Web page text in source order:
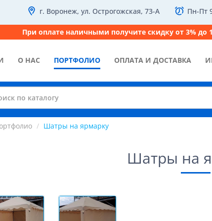
г. Воронеж, ул. Острогожская, 73-А Пн-Пт
При оплате наличными получите скидку от 3% до
О НАС ПОРТФОЛИО ОПЛАТА И ДОСТАВКА
Шатры на ярмарку
Шатры на